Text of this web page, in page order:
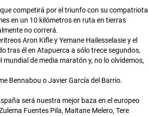
competirá por el triunfo con su compatriota
en un 10 kilómetros en ruta en tierras
no correrá.
Aron Kifle y Yemane Hailesselasie y el
tras él en Atapuerca a sólo trece segundos,
de media maratón y, no lo olvidemos,
Bennabou o Javier García del Barrio.
será nuestra mejor baza en el europeo
Fuentes Pila, Maitane Melero, Tere